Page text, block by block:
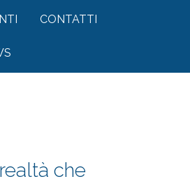
CONTATTI
che